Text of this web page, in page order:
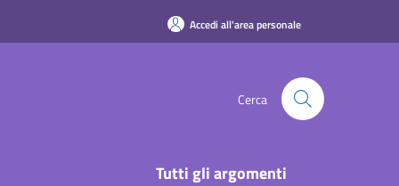
Accedi all'area personale
Cerca
Tutti gli argomenti